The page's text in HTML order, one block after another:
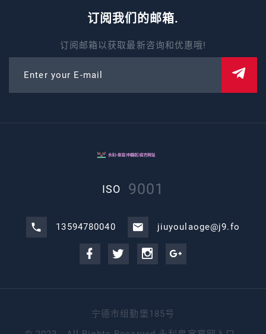
订阅我们的邮箱.
订阅邮箱以获取最新咨询和优惠哦!
Enter your E-mail
ISO 9001
13594780040 jiuyoulaoge@j9.fo
宁德市组勤堡185号